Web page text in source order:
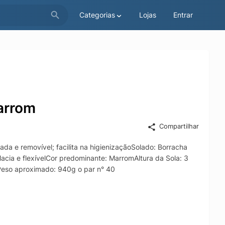
Categorias Lojas Entrar
Compartilhar
e removível; facilita na higienizaçãoSolado: Borracha
e flexívelCor predominante: MarromAltura da Sola: 3
aproximado: 940g o par n° 40